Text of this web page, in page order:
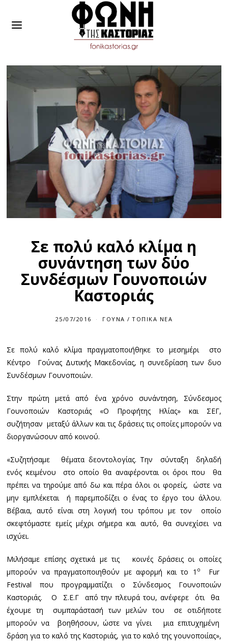
Σε πολύ καλό κλίμα η
συνάντηση των δύο
Συνδέσμων Γουνοποιών
Καστοριάς
25/07/2016 ΓΟΎΝΑ / ΤΟΠΙΚΆ ΝΈΑ
Σε πολύ καλό κλίμα πραγματοποιήθηκε το μεσημέρι στο
Κέντρο Γούνας Δυτικής Μακεδονίας, η συνεδρίαση των δυο
Συνδέσμων Γουνοποιών.
Στην πρώτη μετά από ένα χρόνο συνάντηση, Σύνδεσμος
Γουνοποιών Καστοριάς «Ο Προφήτης Ηλίας» και ΣΕΓ,
συζήτησαν μεταξύ άλλων και τις δράσεις τις οποίες μπορούν να
διοργανώσουν από κοινού.
«Συζητήσαμε θέματα δεοντολογίας. Την σύνταξη δηλαδή
ενός κειμένου στο οποίο θα αναφέρονται οι όροι που θα
πρέπει να τηρούμε από δω και πέρα όλοι οι φορείς, ώστε να
μην εμπλέκεται ή παρεμποδίζει ο ένας το έργο του άλλου.
Βέβαια, αυτό είναι στη λογική του τρόπου με τον οποίο
σκεφτόμαστε εμείς μέχρι σήμερα και αυτό, θα συνεχίσει να
ισχύει.
Μιλήσαμε επίσης σχετικά με τις κοινές δράσεις οι οποίες
μπορούν να πραγματοποιηθούν με αφορμή και το 1 ο
Fur
Festival που προγραμματίζει ο Σύνδεσμος Γουνοποιών
Καστοριάς. Ο Σ.Ε.Γ από την πλευρά του, ανέφερε ότι θα
έχουμε τη συμπαράστασή των μελών του σε οτιδήποτε
μπορούν να βοηθήσουν, ώστε να γίνει μια επιτυχημένη
δράση για το καλό της Καστοριάς, για το καλό της γουνοποιίας»,